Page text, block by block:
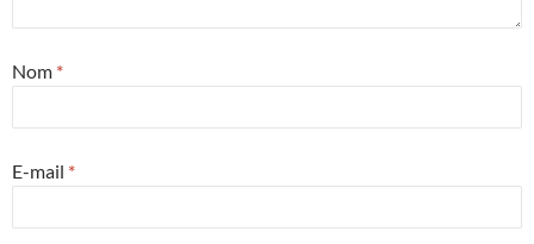
Nom *
E-mail *